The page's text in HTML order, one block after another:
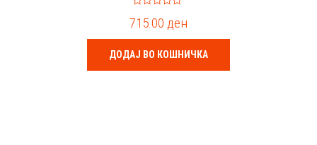
o
t
o
f
5
715.00 ден
ДОДАЈ ВО КОШНИЧКА